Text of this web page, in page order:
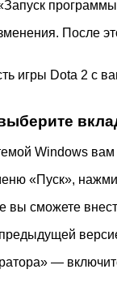
После
игры Dota 2 с
Windows
«Пуск»,
вы сможете
—